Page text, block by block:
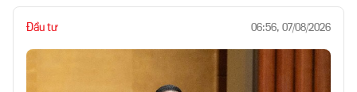
Đầu tư 06:56, 07/08/2026